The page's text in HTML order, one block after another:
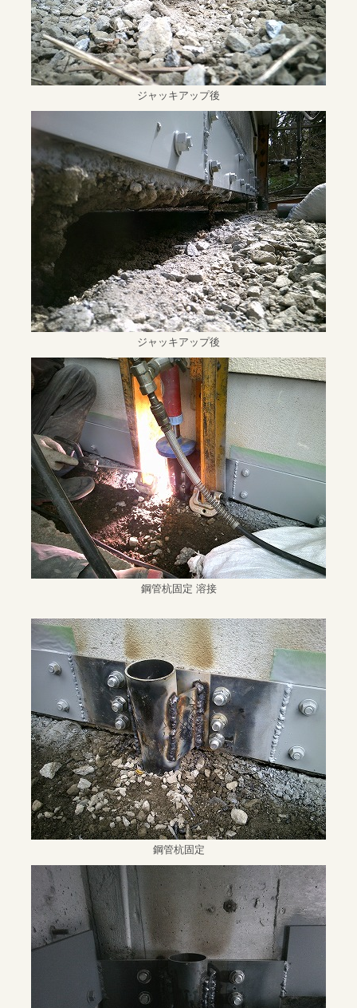
ジャッキアップ後
ジャッキアップ後
鋼管杭固定 溶接
鋼管杭固定